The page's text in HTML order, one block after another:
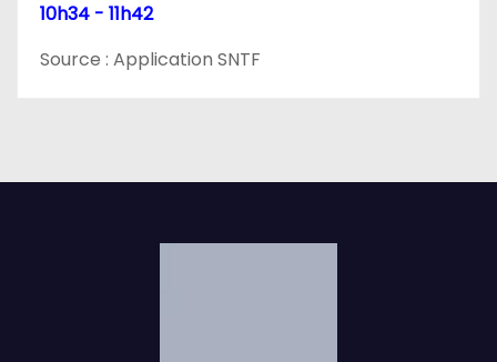
10h34 - 11h42
Source : Application SNTF